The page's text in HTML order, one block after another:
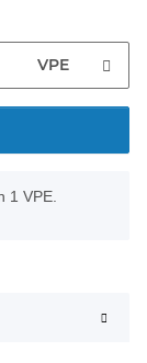
VPE
1 VPE.